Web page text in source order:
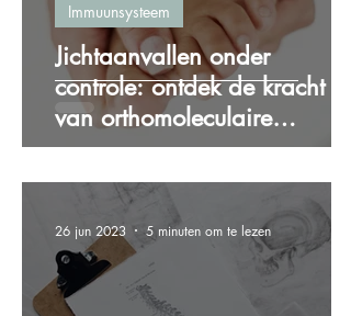
Jichtaanvallen onder
controle: ontdek de kracht
van orthomoleculaire
therapie bij jicht
Immuunsysteem
26 jun 2023 5 minuten om te lezen